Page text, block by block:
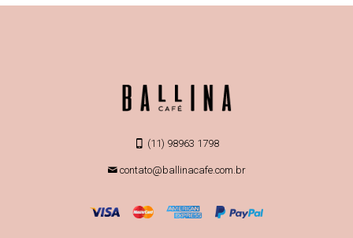
(11) 98963 1798
contato@ballinacafe.com.br